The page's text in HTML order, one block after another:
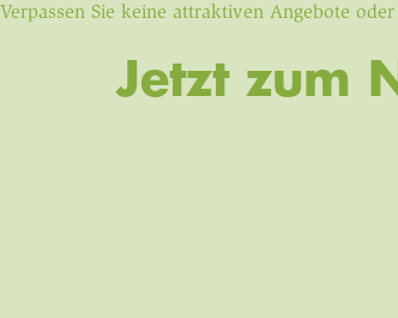
Verpassen Sie keine attraktiven Angebote
Jetzt zum